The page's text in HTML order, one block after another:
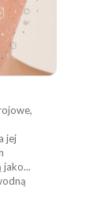
jej
jako...